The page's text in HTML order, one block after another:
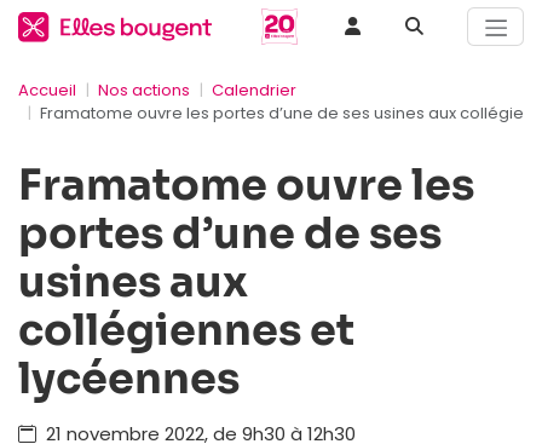
Accueil Nos actions
Calendrier
Framatome ouvre les portes d’une de ses usines aux
Framatome ouvre les
portes d’une de ses
usines aux
collégiennes et
lycéennes
21 novembre 2022, de 9h30 à 12h30